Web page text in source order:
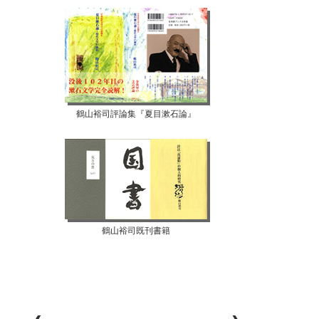
鶴山裕司評論集『夏目漱石論』
鶴山裕司既刊書籍